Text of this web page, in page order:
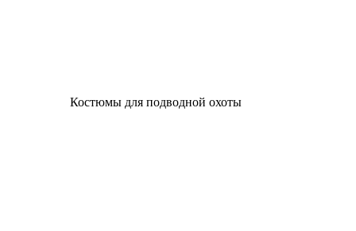
Костюмы для подводной охоты